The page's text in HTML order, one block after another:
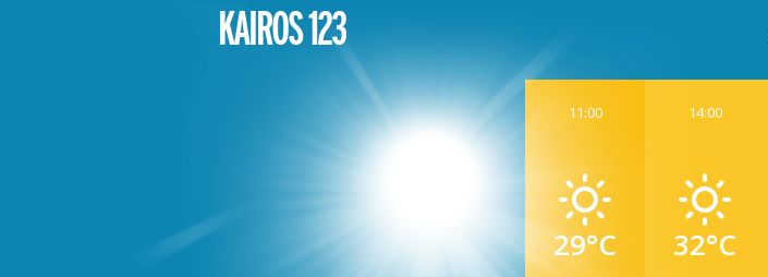
14:00
32°C
11:00
29°C